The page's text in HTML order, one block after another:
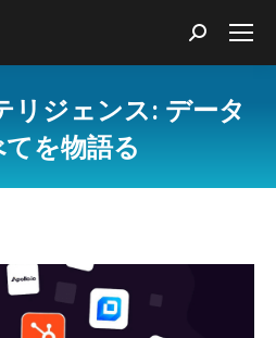
Search:
リジェンス: データ
を物語る